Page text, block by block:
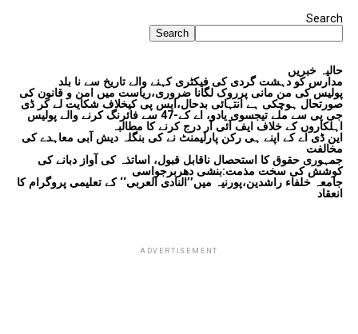
Search
Search
حالیہ خبریں
مدارس کو دہشت گردی کی فیکٹری کہنے والے تاریخ سے نا بلد
پولیس کی من مانی پرروک لگانا ضروری،ریاست میں امن و قانون کی
صورتحال ہوچکی ہے انتہائی بدحال،ایس پی کیخلاف شکایت لے کر ڈی
جی پی سے ملے تیجسوی یادو، اے کے-47 سے فائرنگ کرنے والے پولیس
اہلکاروں کے خلاف ایف آئی آر درج کرنے کا مطالبہ
این ڈی اے کے اپنے ہی رکن پارلیمنٹ نے کی بنگلہ دیش آبی معاہدے کی
مخالفت
جمہوری حقوق کا استحصال ناقابل قبول، اساتذہ کی آواز دبانے کی
کوشش کی سخت مذمت:بنشی دھربرجواسی
جامعہ خلفاء راشدین،پورنیہ میں’’النادی العربی‘‘ کے تعلیمی پروگرام کا
انعقاد
ADVERTISEMENT